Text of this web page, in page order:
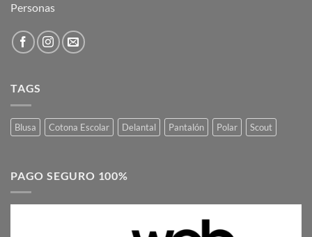
Personas
TAGS
Blusa Cotona Escolar Delantal Pantalón Polar Scout
PAGO SEGURO 100%